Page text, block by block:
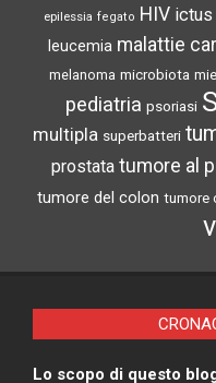
epilessia fegato HIV ictus
leucemia malattie
melanoma microbiota
pediatria psoriasi
multipla superbatteri
prostata tumore al
tumore del colon tumore
Lo scopo di questo